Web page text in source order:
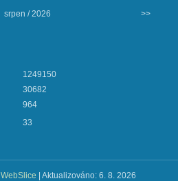
srpen / 2026 >>
33
1249150
30682
964
WebSlice Aktualizováno: 6. 8. 2026